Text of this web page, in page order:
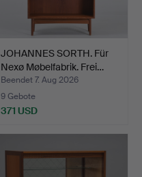
JOHANNES SORTH. Für
Nexø Møbelfabrik. Frei…
Beendet 7. Aug 2026
9 Gebote
371 USD